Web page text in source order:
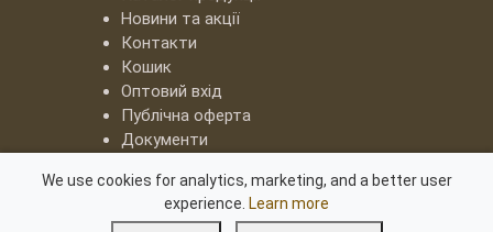
Новини та акції
Контакти
Кошик
Оптовий вхід
Публічна оферта
Документи
Серія "8060"
Серія "8022"
We use cookies for analytics, marketing, and a better user
experience. Learn more